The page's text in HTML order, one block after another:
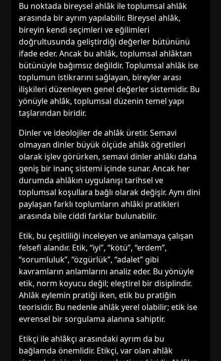
Bu noktada bireysel ahlâk ile toplumsal ahlâk
arasında bir ayrım yapılabilir. Bireysel ahlâk,
bireyin kendi seçimleri ve eğilimleri
doğrultusunda geliştirdiği değerler bütününü
ifade eder. Ancak bu ahlâk, toplumsal ahlâktan
bütünüyle bağımsız değildir. Toplumsal ahlâk ise
toplumun istikrarını sağlayan, bireyler arası
ilişkileri düzenleyen genel değerler sistemidir. Bu
yönüyle ahlâk, toplumsal düzenin temel yapı
taşlarından biridir.
Dinler ve ideolojiler de ahlâk üretir. Semavi
olmayan dinler büyük ölçüde ahlâk öğretileri
olarak işlev görürken, semavi dinler ahlâkı daha
geniş bir inanç sistemi içinde sunar. Ancak her
durumda ahlâkın uygulanışı tarihsel ve
toplumsal koşullara bağlı olarak değişir. Aynı dini
paylaşan farklı toplumların ahlâki pratikleri
arasında bile ciddi farklar bulunabilir.
Etik, bu çeşitliliği inceleyen ve anlamaya çalışan
felsefi alandır. Etik, “iyi”, “kötü”, “erdem”,
“sorumluluk”, “özgürlük”, “adalet” gibi
kavramların anlamlarını analiz eder. Bu yönüyle
etik, norm koyucu değil; eleştirel bir disiplindir.
Ahlâk eylemin pratiği iken, etik bu pratiğin
teorisidir. Bu nedenle ahlâk yerel olabilir; etik ise
evrensel bir sorgulama alanına sahiptir.
Etikçi ile ahlâkçı arasındaki ayrım da bu
bağlamda önemlidir. Etikçi, var olan ahlâk